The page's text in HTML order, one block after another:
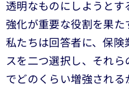
透明なものにしようとす
強化が重要な役割を果た
私たちは回答者に、保険
スを二つ選択し、それ
でどのくらい増強される